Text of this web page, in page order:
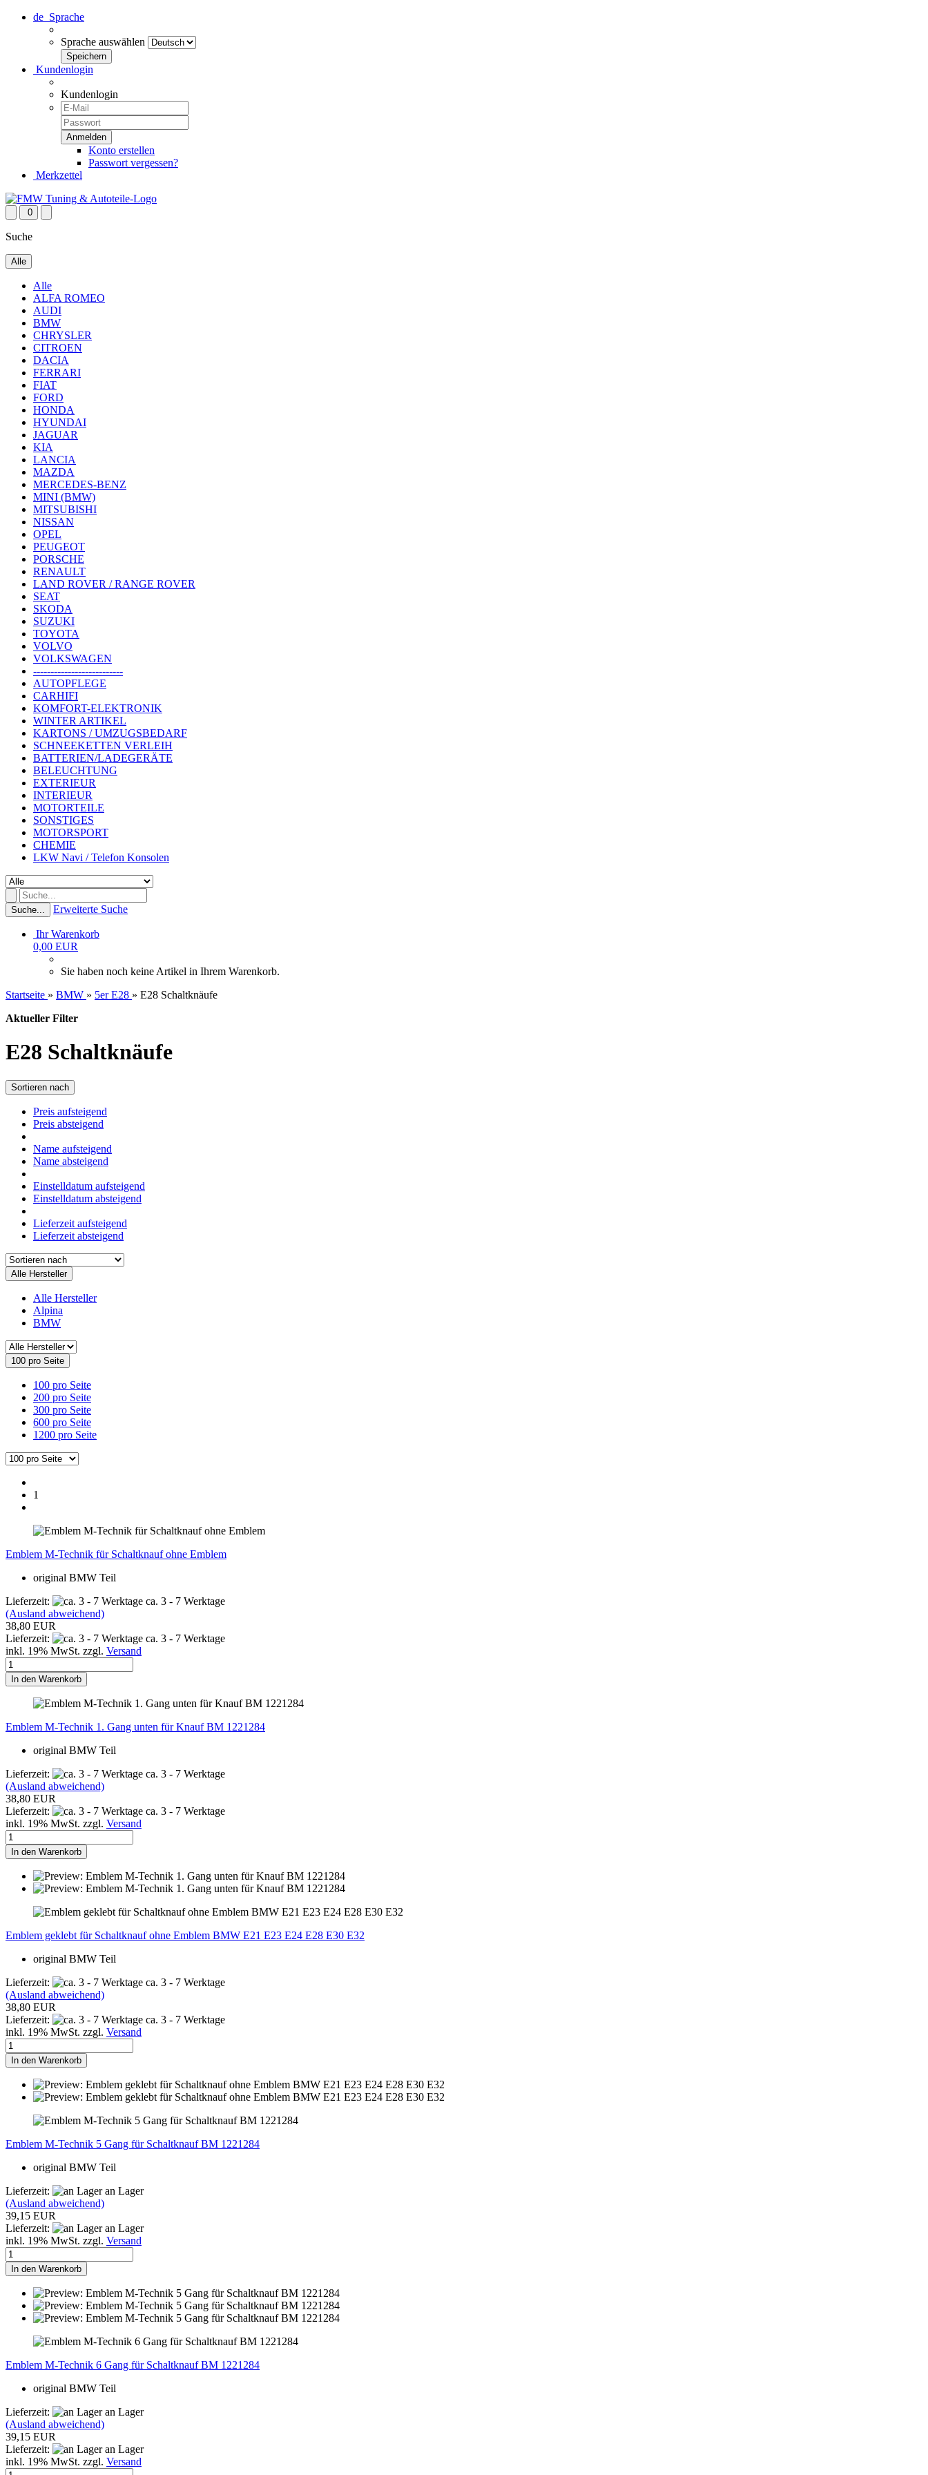
de Sprache
Sprache auswählen
Kundenlogin
Kundenlogin
Konto erstellen
Passwort vergessen?
Merkzettel
0
Suche
Alle
Alle
ALFA ROMEO
AUDI
BMW
CHRYSLER
CITROEN
DACIA
FERRARI
FIAT
FORD
HONDA
HYUNDAI
JAGUAR
KIA
LANCIA
MAZDA
MERCEDES-BENZ
MINI (BMW)
MITSUBISHI
NISSAN
OPEL
PEUGEOT
PORSCHE
RENAULT
LAND ROVER / RANGE ROVER
SEAT
SKODA
SUZUKI
TOYOTA
VOLVO
VOLKSWAGEN
--------------------------
AUTOPFLEGE
CARHIFI
KOMFORT-ELEKTRONIK
WINTER ARTIKEL
KARTONS / UMZUGSBEDARF
SCHNEEKETTEN VERLEIH
BATTERIEN/LADEGERÄTE
BELEUCHTUNG
EXTERIEUR
INTERIEUR
MOTORTEILE
SONSTIGES
MOTORSPORT
CHEMIE
LKW Navi / Telefon Konsolen
Suche... Erweiterte Suche
Ihr Warenkorb
0,00 EUR
Sie haben noch keine Artikel in Ihrem Warenkorb.
Startseite » BMW » 5er E28 » E28 Schaltknäufe
Aktueller Filter
E28 Schaltknäufe
Sortieren nach
Preis aufsteigend
Preis absteigend
Name aufsteigend
Name absteigend
Einstelldatum aufsteigend
Einstelldatum absteigend
Lieferzeit aufsteigend
Lieferzeit absteigend
Alle Hersteller
Alle Hersteller
Alpina
BMW
100 pro Seite
100 pro Seite
200 pro Seite
300 pro Seite
600 pro Seite
1200 pro Seite
1
Emblem M-Technik für Schaltknauf ohne Emblem
original BMW Teil
Lieferzeit:
ca. 3 - 7 Werktage
(Ausland abweichend)
38,80 EUR
Lieferzeit:
ca. 3 - 7 Werktage
inkl. 19% MwSt. zzgl. Versand
In den Warenkorb
Emblem M-Technik 1. Gang unten für Knauf BM 1221284
original BMW Teil
Lieferzeit:
ca. 3 - 7 Werktage
(Ausland abweichend)
38,80 EUR
Lieferzeit:
ca. 3 - 7 Werktage
inkl. 19% MwSt. zzgl. Versand
In den Warenkorb
Emblem geklebt für Schaltknauf ohne Emblem BMW E21 E23 E24 E28 E30 E32
original BMW Teil
Lieferzeit:
ca. 3 - 7 Werktage
(Ausland abweichend)
38,80 EUR
Lieferzeit:
ca. 3 - 7 Werktage
inkl. 19% MwSt. zzgl. Versand
In den Warenkorb
Emblem M-Technik 5 Gang für Schaltknauf BM 1221284
original BMW Teil
Lieferzeit:
an Lager
(Ausland abweichend)
39,15 EUR
Lieferzeit:
an Lager
inkl. 19% MwSt. zzgl. Versand
In den Warenkorb
Emblem M-Technik 6 Gang für Schaltknauf BM 1221284
original BMW Teil
Lieferzeit:
an Lager
(Ausland abweichend)
39,15 EUR
Lieferzeit:
an Lager
inkl. 19% MwSt. zzgl. Versand